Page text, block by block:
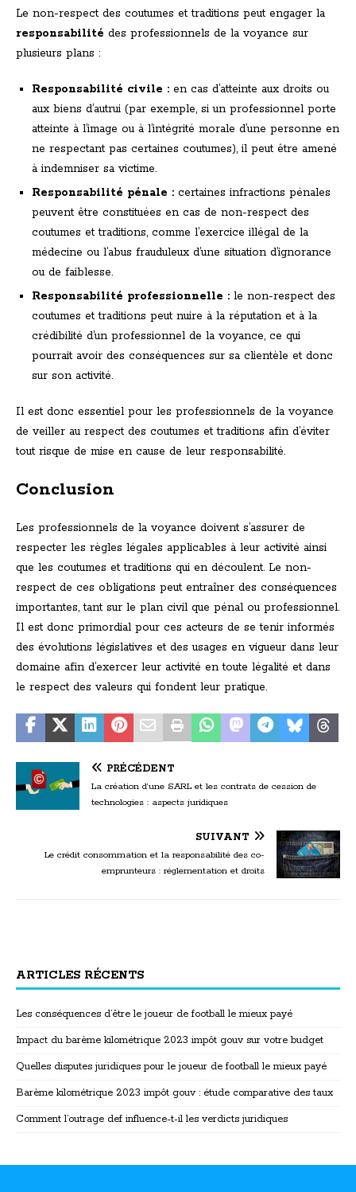
Le non-respect des coutumes et traditions peut engager la
responsabilité des professionnels de la voyance sur
plusieurs plans :
Responsabilité civile : en cas d’atteinte aux droits ou
aux biens d’autrui (par exemple, si un professionnel porte
atteinte à l’image ou à l’intégrité morale d’une personne en
ne respectant pas certaines coutumes), il peut être amené
à indemniser sa victime.
Responsabilité pénale : certaines infractions pénales
peuvent être constituées en cas de non-respect des
coutumes et traditions, comme l’exercice illégal de la
médecine ou l’abus frauduleux d’une situation d’ignorance
ou de faiblesse.
Responsabilité professionnelle : le non-respect des
coutumes et traditions peut nuire à la réputation et à la
crédibilité d’un professionnel de la voyance, ce qui
pourrait avoir des conséquences sur sa clientèle et donc
sur son activité.
Il est donc essentiel pour les professionnels de la voyance
de veiller au respect des coutumes et traditions afin d’éviter
tout risque de mise en cause de leur responsabilité.
Conclusion
Les professionnels de la voyance doivent s’assurer de
respecter les règles légales applicables à leur activité ainsi
que les coutumes et traditions qui en découlent. Le non-
respect de ces obligations peut entraîner des conséquences
importantes, tant sur le plan civil que pénal ou professionnel.
Il est donc primordial pour ces acteurs de se tenir informés
des évolutions législatives et des usages en vigueur dans leur
domaine afin d’exercer leur activité en toute légalité et dans
le respect des valeurs qui fondent leur pratique.
PRÉCÉDENT
La création d’une SARL et les contrats de cession de
technologies : aspects juridiques
SUIVANT
Le crédit consommation et la responsabilité des co-
emprunteurs : réglementation et droits
ARTICLES RÉCENTS
Les conséquences d’être le joueur de football le mieux payé
Impact du barème kilométrique 2023 impôt gouv sur votre budget
Quelles disputes juridiques pour le joueur de football le mieux payé
Barème kilométrique 2023 impôt gouv : étude comparative des taux
Comment l’outrage def influence-t-il les verdicts juridiques